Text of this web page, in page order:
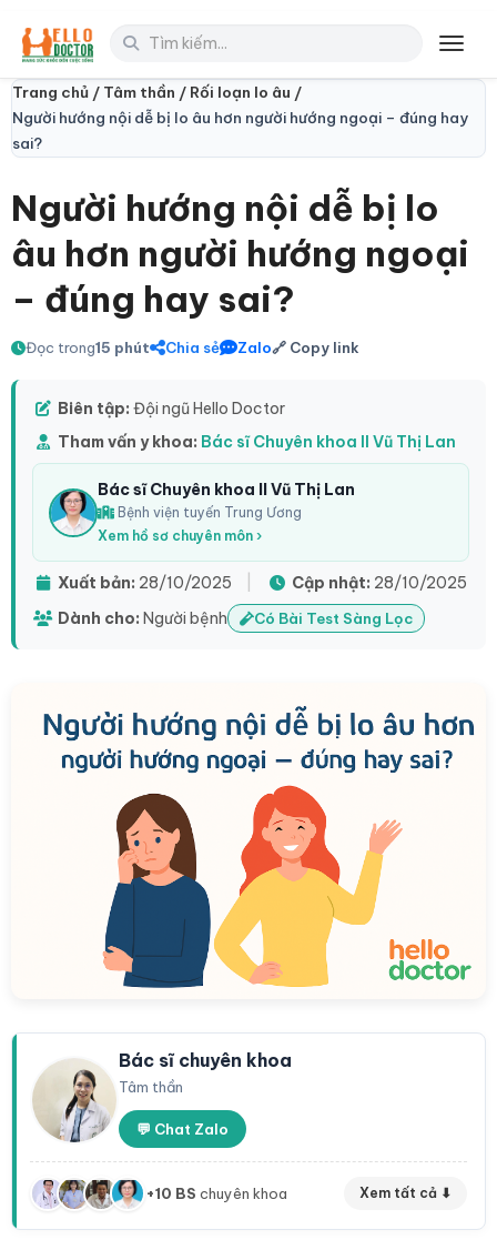
Trang chủ / Tâm thần / Rối loạn lo âu /
Người hướng nội dễ bị lo âu hơn người hướng ngoại – đúng hay
sai?
Người hướng nội dễ bị lo
âu hơn người hướng ngoại
– đúng hay sai?
Đọc trong15 phút Chia sẻ Zalo🔗 Copy link
Biên tập: Đội ngũ Hello Doctor
Tham vấn y khoa: Bác sĩ Chuyên khoa II Vũ Thị Lan
Bác sĩ Chuyên khoa II Vũ Thị Lan
Bệnh viện tuyến Trung Ương
Xem hồ sơ chuyên môn ›
Xuất bản: 28/10/2025 Cập nhật: 28/10/2025
Dành cho: Người bệnh Có Bài Test Sàng Lọc
Bác sĩ chuyên khoa
Tâm thần
💬 Chat Zalo
+10 BS chuyên khoa Xem tất cả ⬇